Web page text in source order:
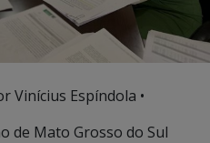
Vinícius Espíndola •
de Mato Grosso do Sul